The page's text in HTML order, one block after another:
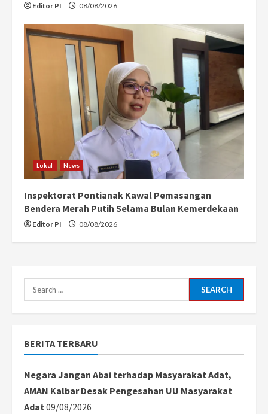
Editor PI 08/08/2026
Lokal News
Inspektorat Pontianak Kawal Pemasangan
Bendera Merah Putih Selama Bulan Kemerdekaan
Editor PI 08/08/2026
Search
for:
BERITA TERBARU
Negara Jangan Abai terhadap Masyarakat Adat,
AMAN Kalbar Desak Pengesahan UU Masyarakat
Adat 09/08/2026